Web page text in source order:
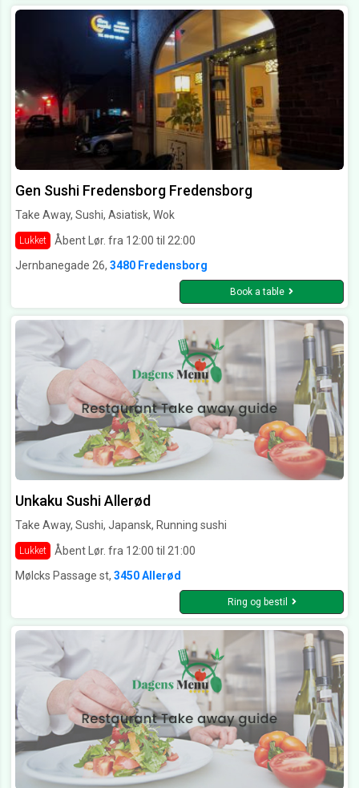
Gen Sushi Fredensborg Fredensborg
Take Away, Sushi, Asiatisk, Wok
Lukket
Åbent Lør. fra 12:00 til 22:00
Jernbanegade 26, 3480 Fredensborg
Book a table
Unkaku Sushi Allerød
Take Away, Sushi, Japansk, Running sushi
Lukket
Åbent Lør. fra 12:00 til 21:00
Mølcks Passage st, 3450 Allerød
Ring og bestil